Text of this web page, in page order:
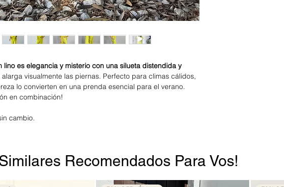
lino es elegancia y misterio con una silueta distendida y
visualmente las piernas. Perfecto para climas cálidos,
lo convierten en una prenda esencial para el verano.
en combinación!
cambio.
Recomendados Para Vos!